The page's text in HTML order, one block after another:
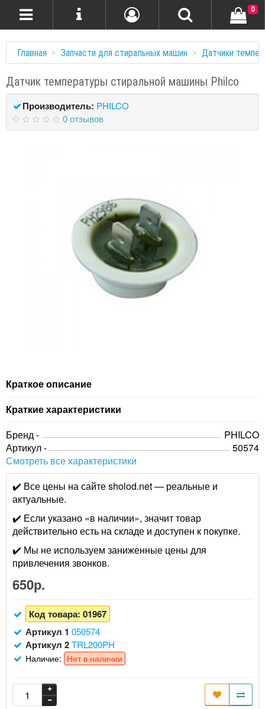
0
Главная Запчасти для стиральных машин Датчики
Датчик температуры стиральной машины Philco
Производитель: PHILCO
0 отзывов
Краткое описание
Краткие характеристики
Бренд -
PHILCO
Артикул -
50574
Смотреть все характеристики
✔️ Все цены на сайте sholod.net — реальные и
актуальные.
✔️ Если указано «в наличии», значит товар
действительно есть на складе и доступен к покупке.
✔️ Мы не используем заниженные цены для
привлечения звонков.
650р.
Код товара: 01967
Артикул 1 050574
Артикул 2TRL200PH
Наличие: Нет в наличии